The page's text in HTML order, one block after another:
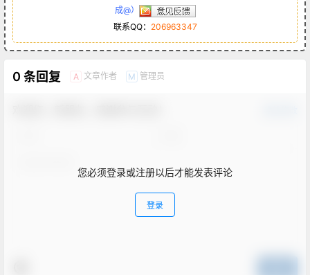
成@）
联系QQ： 206963347
0 条回复 A 文章作者 M 管理员
您必须登录或注册以后才能发表评论
登录